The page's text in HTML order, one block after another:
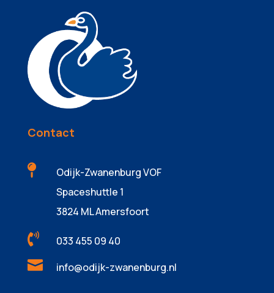
Contact

Odijk-Zwanenburg VOF
Spaceshuttle 1
3824 ML Amersfoort
 033 455 09 40
 info@odijk-zwanenburg.nl